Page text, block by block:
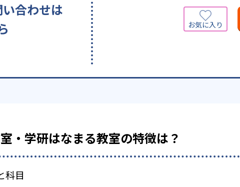
合わせは
・学研はなまる教室の特徴は？
科目